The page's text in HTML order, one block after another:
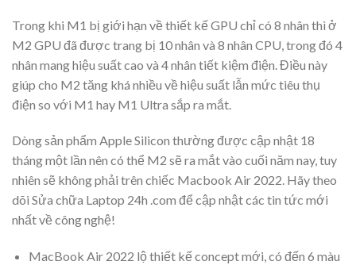
Trong khi M1 bị giới hạn về thiết kế GPU chỉ có 8 nhân thì ở
M2 GPU đã được trang bị 10 nhân và 8 nhân CPU, trong đó 4
nhân mang hiệu suất cao và 4 nhân tiết kiệm điện. Điều này
giúp cho M2 tăng khá nhiều về hiệu suất lẫn mức tiêu thụ
điện so với M1 hay M1 Ultra sắp ra mắt.
Dòng sản phẩm Apple Silicon thường được cập nhật 18
tháng một lần nên có thể M2 sẽ ra mắt vào cuối năm nay, tuy
nhiên sẽ không phải trên chiếc Macbook Air 2022. Hãy theo
dõi Sửa chữa Laptop 24h .com để cập nhật các tin tức mới
nhất về công nghệ!
MacBook Air 2022 lộ thiết kế concept mới, có đến 6 màu